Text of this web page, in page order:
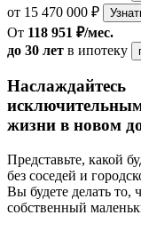
от 15 470 000 ₽
От 118 951 ₽/мес.
до 30 лет в ипотеку
Наслаждайтесь
жизни в новом
Представьте, какой
без соседей и
Вы будете делать то,
собственный